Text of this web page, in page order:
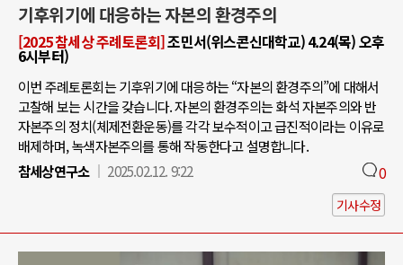
기후위기에 대응하는 자본의 환경주의
[2025 참세상 주례토론회]조민서(위스콘신대학교) 4.24(목) 오후
6시부터)
이번 주례토론회는 기후위기에 대응하는 “자본의 환경주의”에 대해서
고찰해 보는 시간을 갖습니다. 자본의 환경주의는 화석 자본주의와 반
자본주의 정치(체제전환운동)를 각각 보수적이고 급진적이라는 이유로
배제하며, 녹색자본주의를 통해 작동한다고 설명합니다.
참세상연구소
2025.02.12. 9:22 0
기사수정